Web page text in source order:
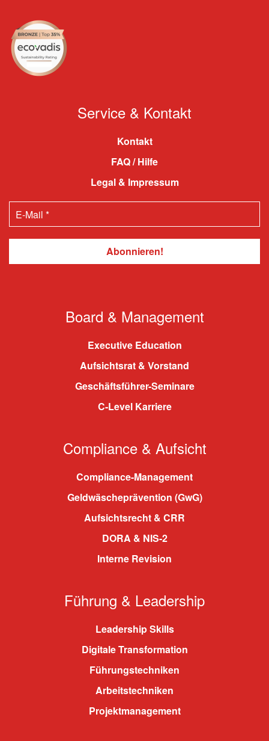
Service & Kontakt
Kontakt
FAQ / Hilfe
Legal & Impressum
Board & Management
Executive Education
Aufsichtsrat & Vorstand
Geschäftsführer-Seminare
C-Level Karriere
Compliance & Aufsicht
Compliance-Management
Geldwäscheprävention (GwG)
Aufsichtsrecht & CRR
DORA & NIS-2
Interne Revision
Führung & Leadership
Leadership Skills
Digitale Transformation
Führungstechniken
Arbeitstechniken
Projektmanagement